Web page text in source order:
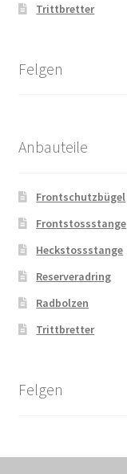
Trittbretter
Felgen
Anbauteile
Frontschutzbügel
Frontstossstange
Heckstossstange
Reserveradring
Radbolzen
Trittbretter
Felgen